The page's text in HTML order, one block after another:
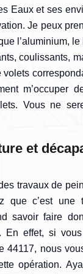
Eaux et ses
Je peux
l’aluminium,
coulissants,
m’occuper
Vous ne
et
travaux de
que c’est une
savoir faire
En effet, si
44117, nous
opération.